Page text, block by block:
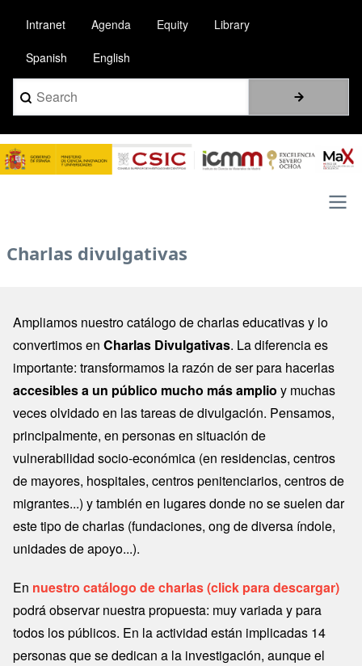
contenido
principal
Intranet Agenda Equity Library
Spanish English
Search
Image
Main
Charlas divulgativas
Ampliamos nuestro catálogo de charlas educativas y lo
convertimos en Charlas Divulgativas. La diferencia es
importante: transformamos la razón de ser para hacerlas
accesibles a un público mucho más amplio y muchas
veces olvidado en las tareas de divulgación. Pensamos,
principalmente, en personas en situación de
vulnerabilidad socio-económica (en residencias, centros
de mayores, hospitales, centros penitenciarios, centros de
migrantes...) y también en lugares donde no se suelen dar
este tipo de charlas (fundaciones, ong de diversa índole,
unidades de apoyo...).
En nuestro catálogo de charlas (click para descargar)
podrá observar nuestra propuesta: muy variada y para
todos los públicos. En la actividad están implicadas 14
personas que se dedican a la investigación, aunque el